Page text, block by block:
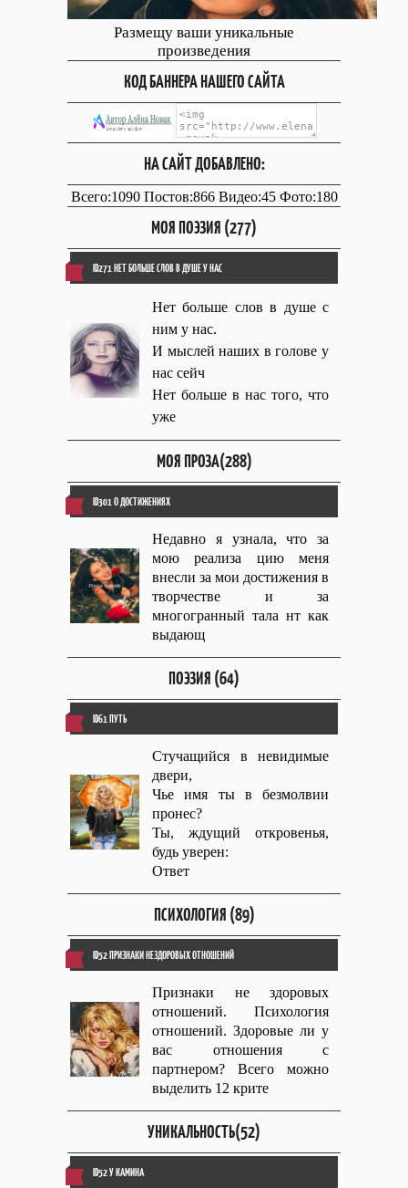
Размещу ваши уникальные
произведения
КОД БАННЕРА НАШЕГО САЙТА
НА САЙТ ДОБАВЛЕНО:
Всего:1090 Постов:866 Видео:45 Фото:180
МОЯ ПОЭЗИЯ (277)
ID271 НЕТ БОЛЬШЕ СЛОВ В ДУШЕ У НАС
Нет больше слов в душе с
ним у нас.
И мыслей наших в голове у
нас сейч
Нет больше в нас того, что
уже
МОЯ ПРОЗА(288)
ID301 О ДОСТИЖЕНИЯХ
Недавно я узнала, что за
мою реализа цию меня
внесли за мои достижения в
творчестве и за
многогранный тала нт как
выдающ
ПОЭЗИЯ (64)
ID61 ПУТЬ
Стучащийся в невидимые
двери,
Чье имя ты в безмолвии
пронес?
Ты, ждущий откровенья,
будь уверен:
Ответ
ПСИХОЛОГИЯ (89)
ID52 ПРИЗНАКИ НЕЗДОРОВЫХ ОТНОШЕНИЙ
Признаки не здоровых
отношений. Психология
отношений. Здоровые ли у
вас отношения с
партнером? Всего можно
выделить 12 крите
УНИКАЛЬНОСТЬ(52)
ID52 У КАМИНА